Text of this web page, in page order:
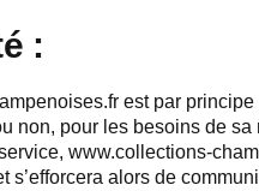
:
est par
non, pour les besoins de
www.collections-
s’efforcera alors de